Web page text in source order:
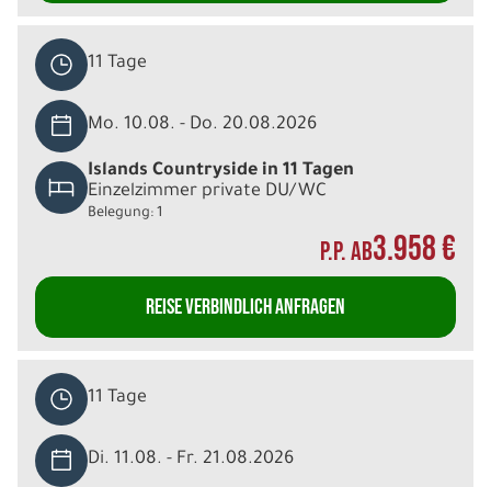
11 Tage
Mo. 10.08. - Do. 20.08.2026
Islands Countryside in 11 Tagen
Einzelzimmer private DU/WC
Belegung: 1
P.P. AB3.958 €
REISE VERBINDLICH ANFRAGEN
11 Tage
Di. 11.08. - Fr. 21.08.2026